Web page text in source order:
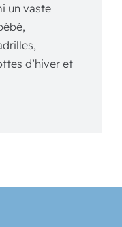
un vaste
d’hiver et